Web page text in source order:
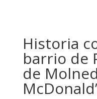
Historia
barrio de
de